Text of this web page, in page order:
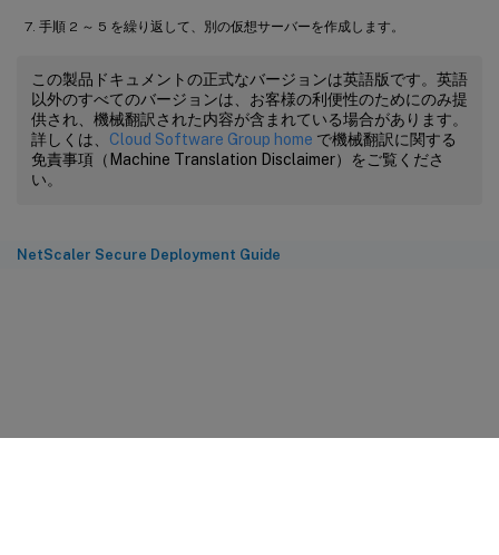
手順 2 ～ 5 を繰り返して、別の仮想サーバーを作成します。
この製品ドキュメントの正式なバージョンは英語版です。英語
以外のすべてのバージョンは、お客様の利便性のためにのみ提
供され、機械翻訳された内容が含まれている場合があります。
詳しくは、 Cloud Software Group home で機械翻訳に関する
免責事項（Machine Translation Disclaimer）をご覧くださ
い。
NetScaler Secure Deployment Guide